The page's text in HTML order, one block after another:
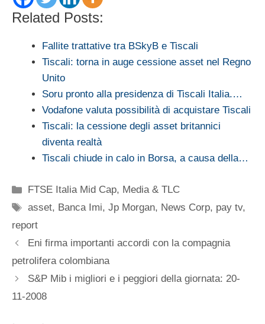
Related Posts:
Fallite trattative tra BSkyB e Tiscali
Tiscali: torna in auge cessione asset nel Regno
Unito
Soru pronto alla presidenza di Tiscali Italia.…
Vodafone valuta possibilità di acquistare Tiscali
Tiscali: la cessione degli asset britannici
diventa realtà
Tiscali chiude in calo in Borsa, a causa della…
Categorie
FTSE Italia Mid Cap, Media & TLC
Tag
asset, Banca Imi,Jp Morgan, News Corp, pay tv,
report
Eni firma importanti accordi con la compagnia
petrolifera colombiana
S&P Mib i migliori e i peggiori della giornata: 20-
11-2008